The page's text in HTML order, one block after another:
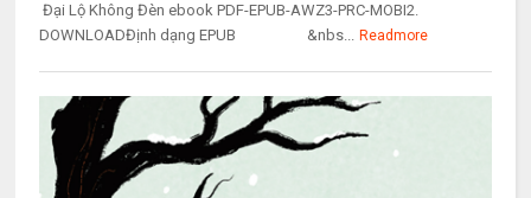
Đại Lộ Không Đèn ebook PDF-EPUB-AWZ3-PRC-MOBI2.
DOWNLOADĐịnh dạng EPUB &nbs... Readmore